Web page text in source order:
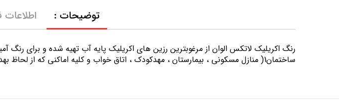
توضیحات :
رنگ اكريليك لاتكس الوان از مرغوبترين رزين هاي اكريليك پايه آب تهيه شده و برای
ساختمان1( منازل مسكوني ، بيمارستان ، مهدكودك ، اتاق خواب و كليه اماكني كه از لحاظ بهداشتي از حساسيت بيشتري برخوردارند) مورد استفاده قرار می گیرد.
اطلاعات